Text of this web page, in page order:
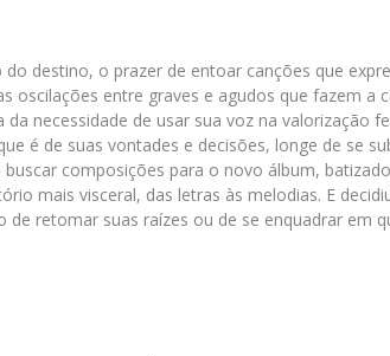
destino, o prazer de entoar canções que
oscilações entre graves e agudos que fazem a
necessidade de usar sua voz na valorização
é de suas vontades e decisões, longe de se
composições para o novo álbum,
mais visceral, das letras às melodias. E
retomar suas raízes ou de se enquadrar em